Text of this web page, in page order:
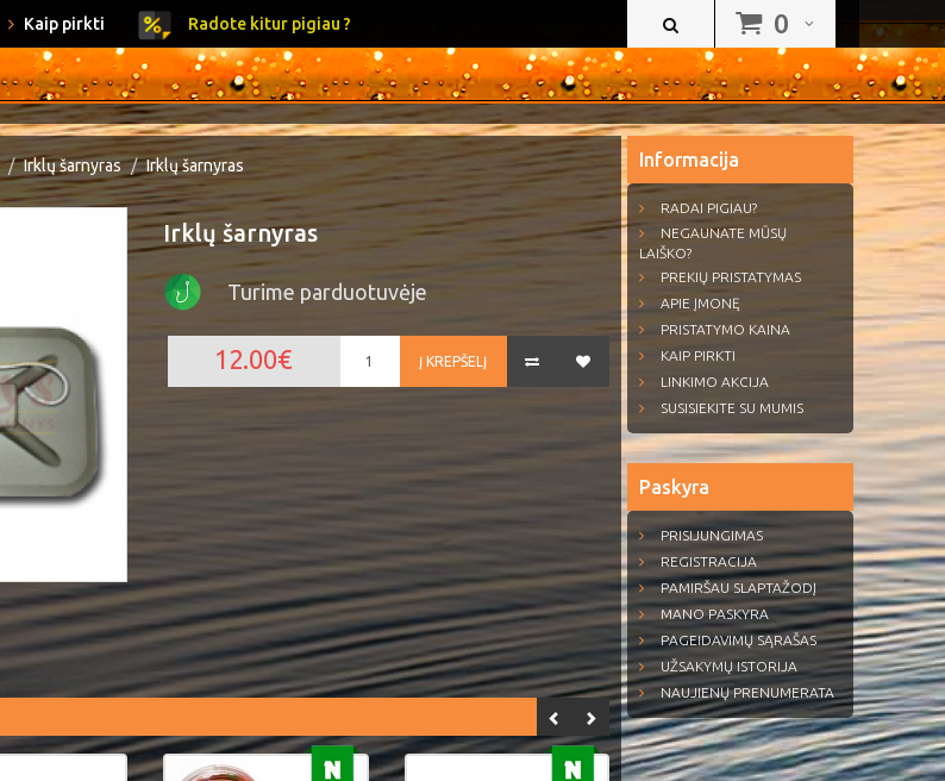
0
Kaip pirkti Radote kitur pigiau ?
Irklų šarnyras Irklų šarnyras
Irklų šarnyras
Turime parduotuvėje
Į KREPŠELĮ
12.00€
Informacija
RADAI PIGIAU?
NEGAUNATE MŪSŲ
LAIŠKO?
PREKIŲ PRISTATYMAS
APIE ĮMONĘ
PRISTATYMO KAINA
KAIP PIRKTI
LINKIMO AKCIJA
SUSISIEKITE SU MUMIS
Paskyra
PRISIJUNGIMAS
REGISTRACIJA
PAMIRŠAU SLAPTAŽODĮ
MANO PASKYRA
PAGEIDAVIMŲ SĄRAŠAS
UŽSAKYMŲ ISTORIJA
NAUJIENŲ PRENUMERATA